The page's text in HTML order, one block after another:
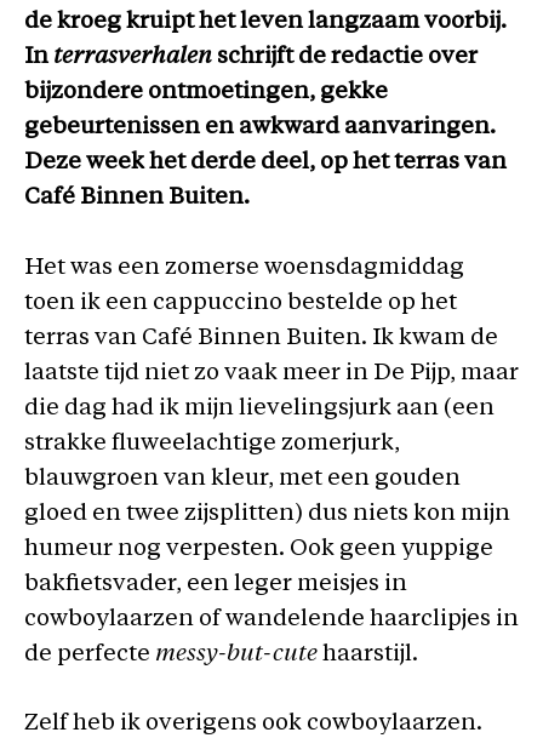
de kroeg kruipt het leven langzaam voorbij.
In terrasverhalen schrijft de redactie over
bijzondere ontmoetingen, gekke
gebeurtenissen en awkward aanvaringen.
Deze week het derde deel, op het terras van
Café Binnen Buiten.
Het was een zomerse woensdagmiddag
toen ik een cappuccino bestelde op het
terras van Café Binnen Buiten. Ik kwam de
laatste tijd niet zo vaak meer in De Pijp, maar
die dag had ik mijn lievelingsjurk aan (een
strakke fluweelachtige zomerjurk,
blauwgroen van kleur, met een gouden
gloed en twee zijsplitten) dus niets kon mijn
humeur nog verpesten. Ook geen yuppige
bakfietsvader, een leger meisjes in
cowboylaarzen of wandelende haarclipjes in
de perfecte messy-but-cute haarstijl.
Zelf heb ik overigens ook cowboylaarzen.